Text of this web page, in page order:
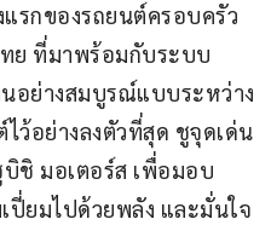
แรกของรถยนต์ครอบครัว
ย ที่มาพร้อมกับระบบ
อย่างสมบูรณ์แบบระหว่าง
ว้อย่างลงตัวที่สุด ชูจุดเด่น
ชิ มอเตอร์ส เพื่อมอบ
ยมไปด้วยพลัง และมั่นใจ